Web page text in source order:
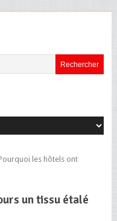
les hôtels ont
un tissu étalé